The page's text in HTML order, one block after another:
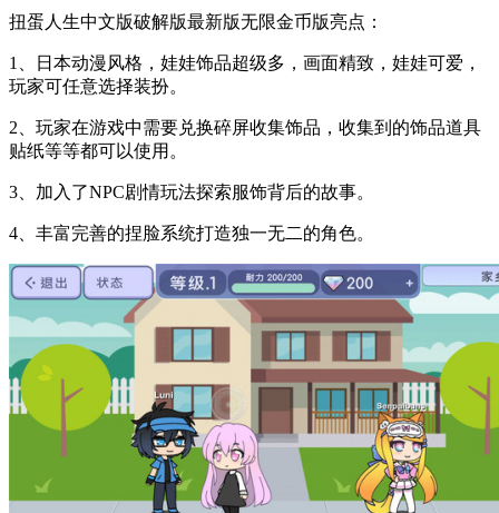
扭蛋人生中文版破解版最新版无限金币版亮点：
1、日本动漫风格，娃娃饰品超级多，画面精致，娃娃可爱，
玩家可任意选择装扮。
2、玩家在游戏中需要兑换碎屏收集饰品，收集到的饰品道具
贴纸等等都可以使用。
3、加入了NPC剧情玩法探索服饰背后的故事。
4、丰富完善的捏脸系统打造独一无二的角色。